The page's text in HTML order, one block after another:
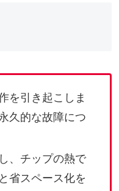
を引き起こしま
久的な故障につ
、チップの熱で
省スペース化を